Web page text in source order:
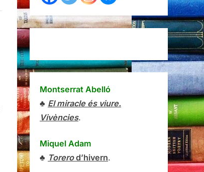
Montserrat Abelló
♣ El miracle és viure.
Vivències.
Miquel Adam
♣ Torerod’hivern.